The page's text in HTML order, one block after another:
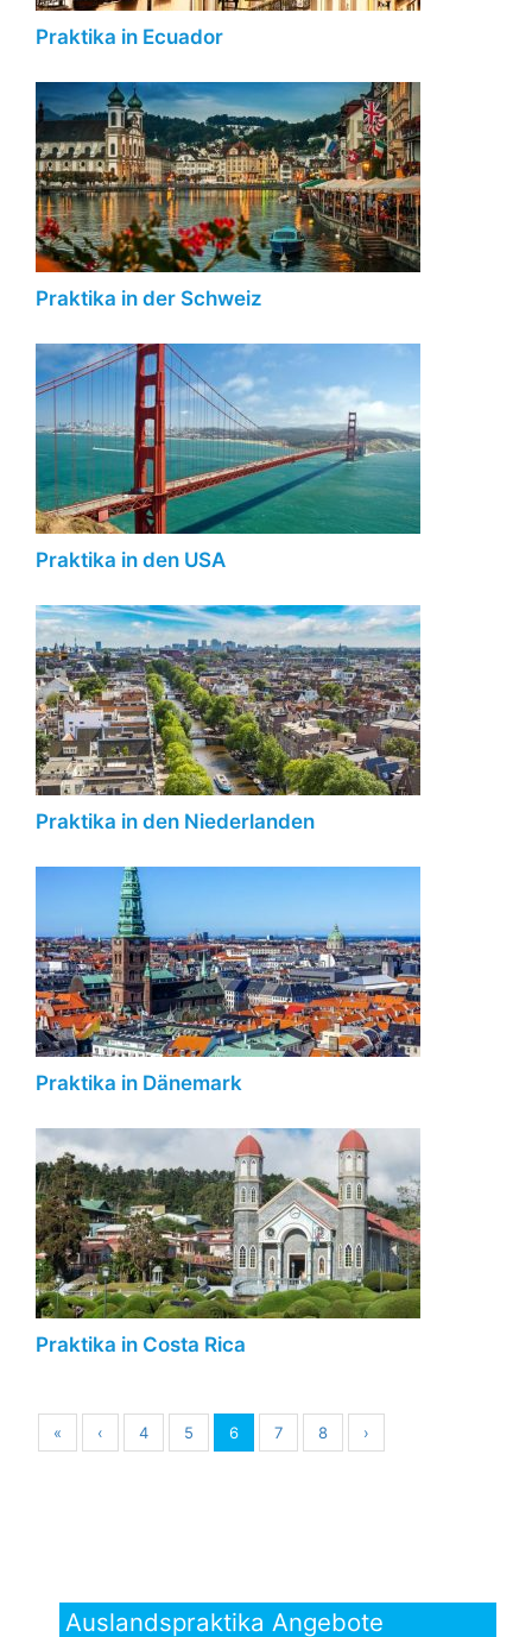
Praktika in Ecuador
Praktika in der Schweiz
Praktika in den USA
Praktika in den Niederlanden
Praktika in Dänemark
Praktika in Costa Rica
« ‹ 4 5 6 7 8 ›
Auslandspraktika Angebote